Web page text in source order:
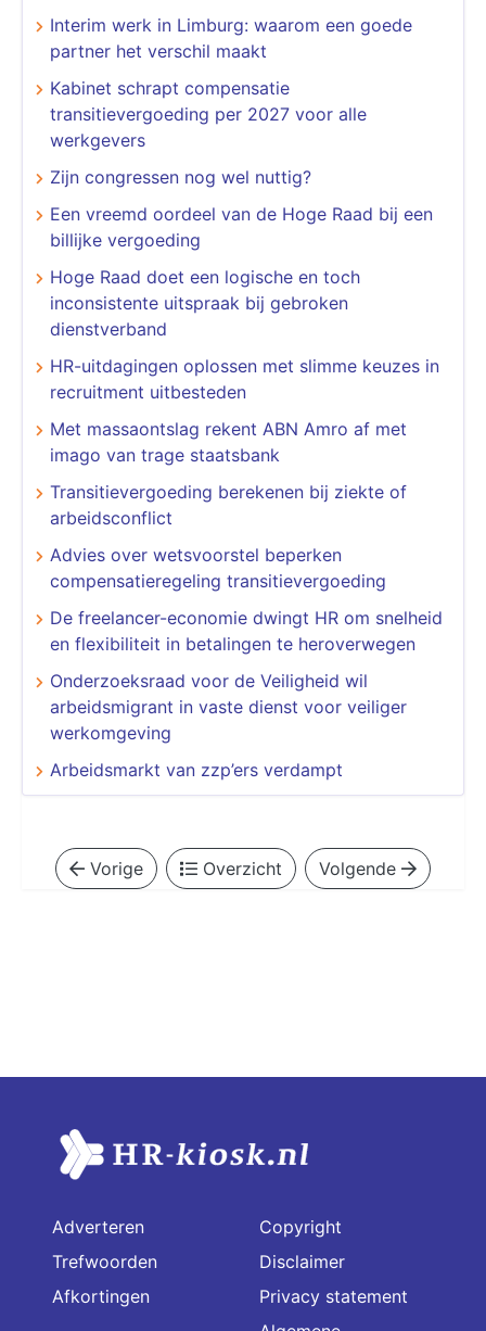
Interim werk in Limburg: waarom een goede
partner het verschil maakt
Kabinet schrapt compensatie
transitievergoeding per 2027 voor alle
werkgevers
Zijn congressen nog wel nuttig?
Een vreemd oordeel van de Hoge Raad bij een
billijke vergoeding
Hoge Raad doet een logische en toch
inconsistente uitspraak bij gebroken
dienstverband
HR-uitdagingen oplossen met slimme keuzes in
recruitment uitbesteden
Met massaontslag rekent ABN Amro af met
imago van trage staatsbank
Transitievergoeding berekenen bij ziekte of
arbeidsconflict
Advies over wetsvoorstel beperken
compensatieregeling transitievergoeding
De freelancer-economie dwingt HR om snelheid
en flexibiliteit in betalingen te heroverwegen
Onderzoeksraad voor de Veiligheid wil
arbeidsmigrant in vaste dienst voor veiliger
werkomgeving
Arbeidsmarkt van zzp’ers verdampt
Vorige Overzicht Volgende
Adverteren
Trefwoorden
Afkortingen
Copyright
Disclaimer
Privacy statement